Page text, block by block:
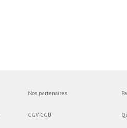
Nos partenaires
CGV-CGU